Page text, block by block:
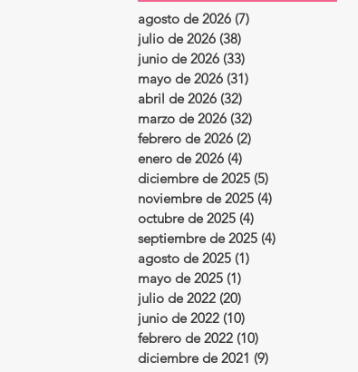
agosto de 2026 (7)
julio de 2026 (38)
junio de 2026 (33)
mayo de 2026 (31)
abril de 2026 (32)
marzo de 2026 (32)
febrero de 2026 (2)
enero de 2026 (4)
diciembre de 2025 (5)
noviembre de 2025 (4)
octubre de 2025 (4)
septiembre de 2025 (4)
agosto de 2025 (1)
mayo de 2025 (1)
julio de 2022 (20)
junio de 2022 (10)
febrero de 2022 (10)
diciembre de 2021 (9)